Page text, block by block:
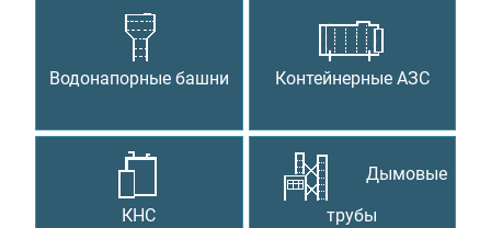
Водонапорные башни Контейнерные АЗС
КНС
Дымовые
трубы